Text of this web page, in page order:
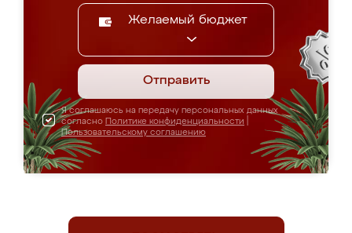
Желаемый бюджет
Отправить
Я соглашаюсь на передачу персональных данных
согласно Политике конфиденциальности
Пользовательскому соглашению